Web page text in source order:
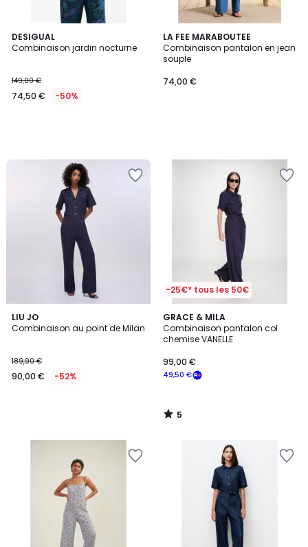
DESIGUAL
Combinaison jardin nocturne
149,00 €
74,50 € -50%
LA FEE MARABOUTEE
Combinaison pantalon en jean
souple
74,00 €
LIU JO
Combinaison au point de Milan
189,90 €
90,00 € -52%
-25€* tous les 50€
GRACE & MILA
Combinaison pantalon col
chemise VANELLE
49,50 €
99,00 €
5
/
5
5
/